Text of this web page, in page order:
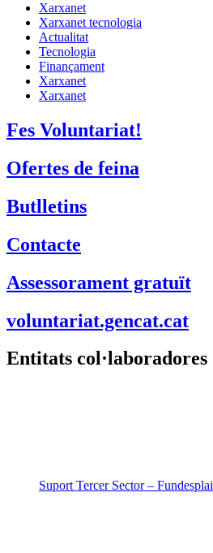
Xarxanet
Xarxanet tecnologia
Actualitat
Tecnologia
Finançament
Xarxanet
Xarxanet
Fes Voluntariat!
Ofertes de feina
Butlletins
Contacte
Assessorament gratuït
voluntariat.gencat.cat
Entitats col·laboradores
Suport Tercer Sector – Fundesplai